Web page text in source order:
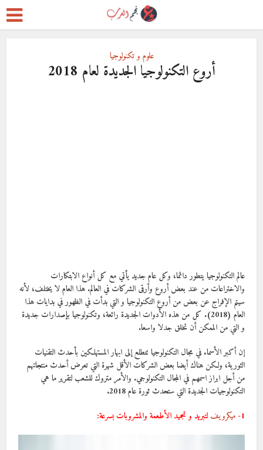
علوم و تكنولوجيا
أروع التكنولوجيا الجديدة لعام 2018
عالم التكنولوجيا يتطور دائما، وكل عام جديد يأتي مع كل أنواع الابتكارات
والاختراعات من عند بعض أروع وأرقى الشركات في العالم. هذا العام لا يختلف، لأنه
سيتم الإفراج عن بعض من أروع التكنولوجيا و التي بدأت في الظهور في بدايات هذا
العام (2018). كل من هذه الأدوات الجديدة رائعة، وتكنولوجيا بإصدارات جديدة
و التي من الممكن أن تخلق جدلا واسعا.
إن أكبر الأسماء في مجال التكنولوجيا تتطلع إلى ابهار المستهلكين بأحدث التقنيات
الثورية، ولكن هناك أيضا بعض الشركات الأقل شهرة التي تعرض أحدث منتجاتهم
من أجل ابراز اسمهم في المجال التكنولوجي. والأمر متروك للشعب لتقرير ما هي
التكنولوجيات الجديدة التي ستحدث ثورة عام 2018.
1- ميكرويف لتبريد و تجميد الأطعمة والمشروبات بسرعة: